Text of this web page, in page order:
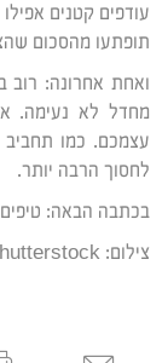
תופתעו מהסכום
ואחת אחרונה: רוב
מחדל לא נעימה.
עצמכם. כמו תחביב
לחסוך הרבה יותר.
בכתבה הבאה:
צילום: shutterstock.